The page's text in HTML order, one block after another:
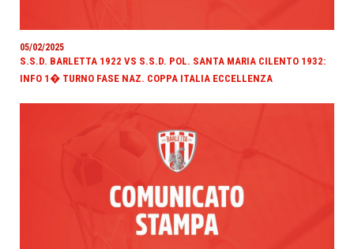
05/02/2025
S.S.D. BARLETTA 1922 VS S.S.D. POL. SANTA MARIA CILENTO 1932:
INFO 1� TURNO FASE NAZ. COPPA ITALIA ECCELLENZA